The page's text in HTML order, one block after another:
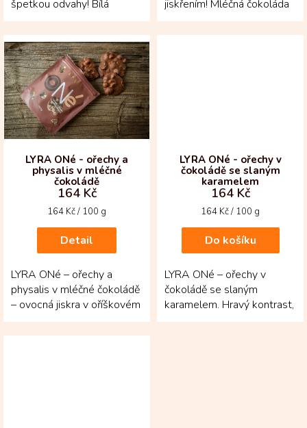
špetkou odvahy! Bílá
čokoláda z kakaového
másla pocházejícího z
Kolumbie...
jiskřením! Mléčná čokoláda
z kakaových bobů z
Kolumbie se tu láme do...
LYRA ONé - ořechy a
physalis v mléčné
čokoládě
164 Kč
Měrná
164 Kč / 100 g
Detail
LYRA ONé – ořechy a
physalis v mléčné čokoládě
– ovocná jiskra v oříškovém
objetí! Mléčná čokoláda s
čerstvě...
LYRA ONé - ořechy v
čokoládě se slaným
karamelem
164 Kč
Měrná
164 Kč / 100 g
Do košíku
LYRA ONé – ořechy v
čokoládě se slaným
karamelem. Hravý kontrast,
který se rozvine do ticha